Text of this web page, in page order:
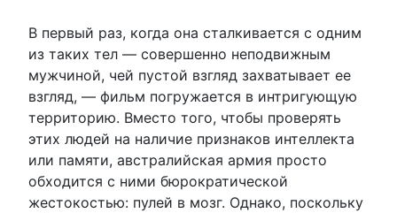
В первый раз, когда она сталкивается с одним
из таких тел — совершенно неподвижным
мужчиной, чей пустой взгляд захватывает ее
взгляд, — фильм погружается в интригующую
территорию. Вместо того, чтобы проверять
этих людей на наличие признаков интеллекта
или памяти, австралийская армия просто
обходится с ними бюрократической
жестокостью: пулей в мозг. Однако, поскольку